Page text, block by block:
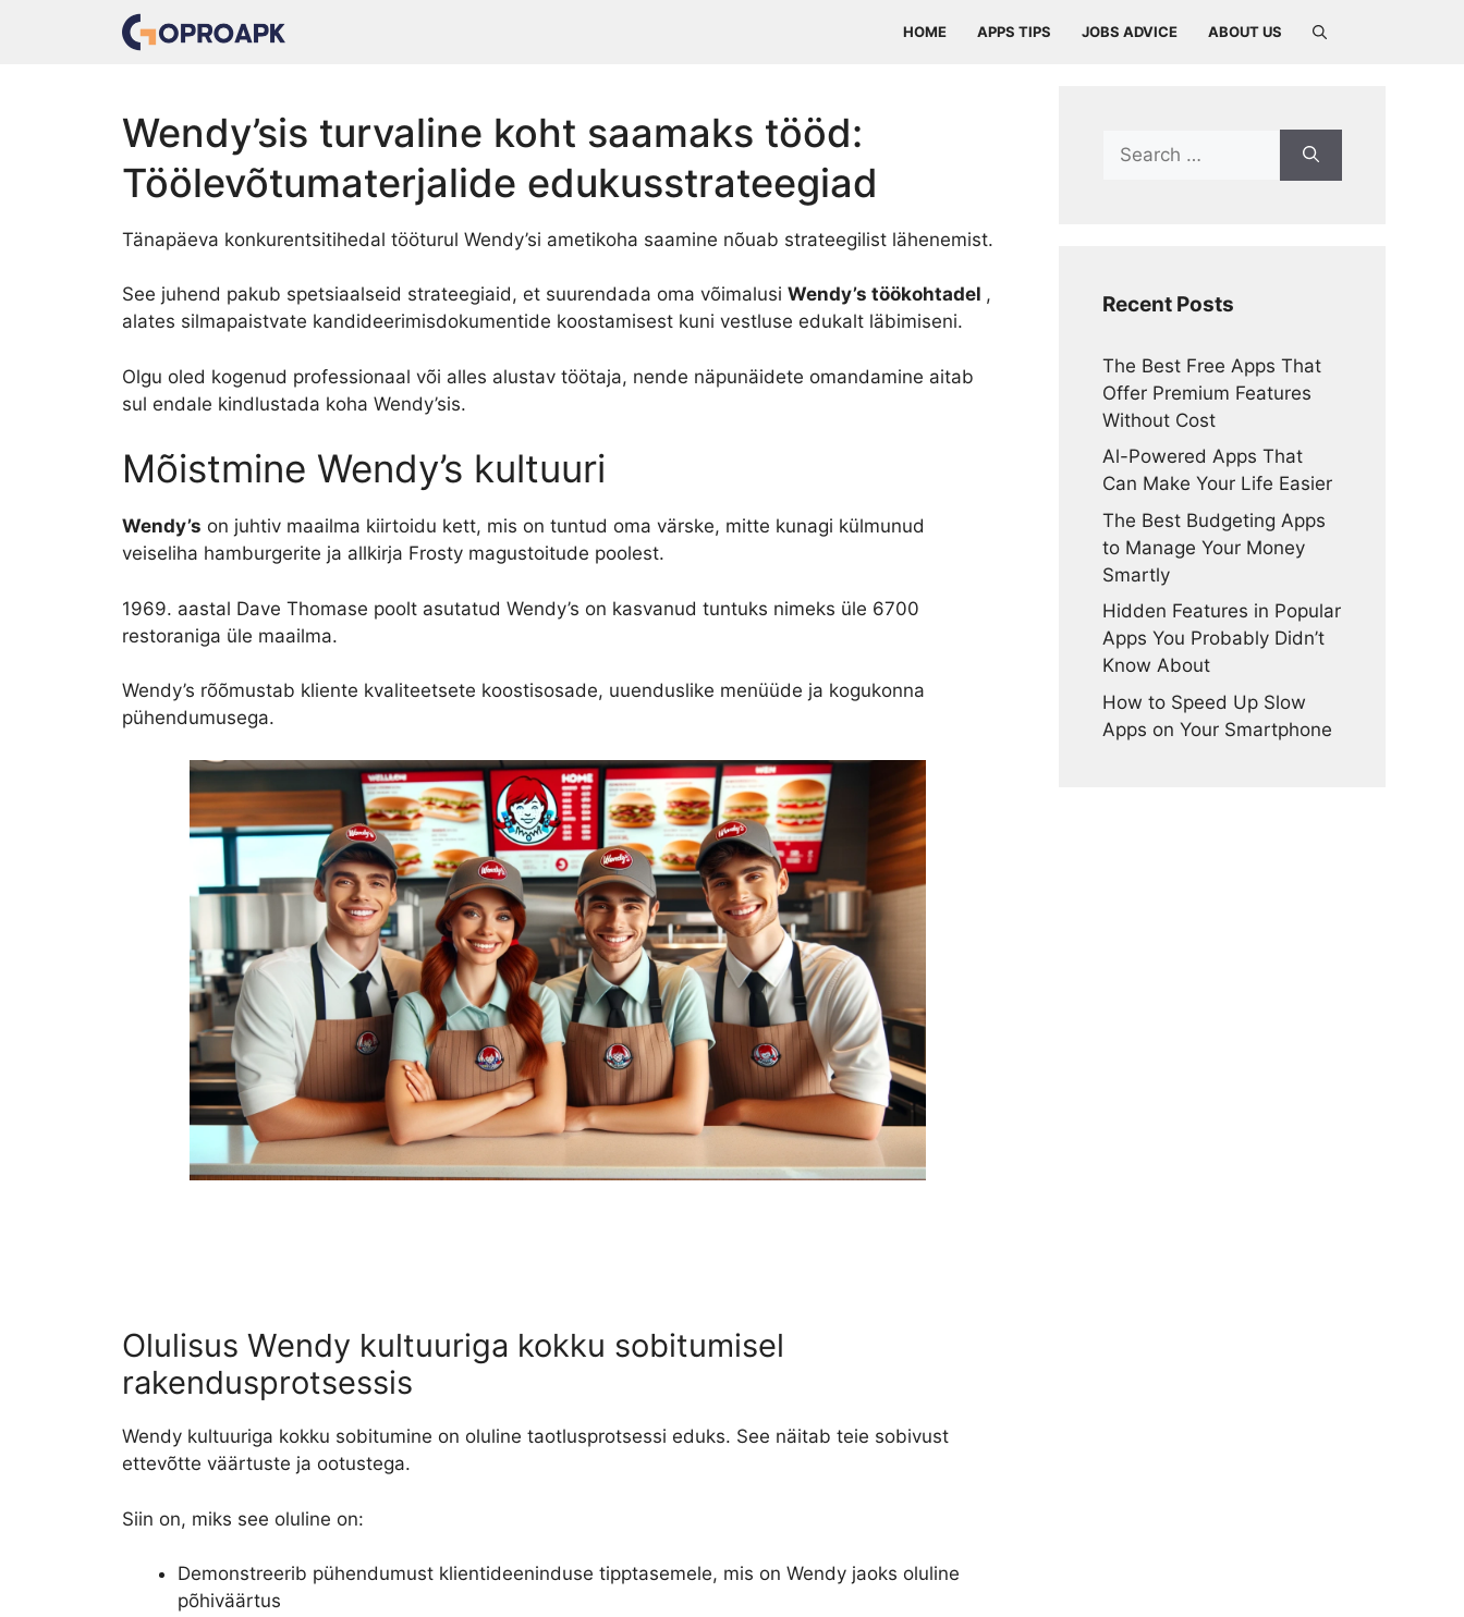
HOME APPS TIPS JOBS ADVICE ABOUT US
Wendy’sis turvaline koht saamaks tööd:
Töölevõtumaterjalide edukusstrateegiad
Tänapäeva konkurentsitihedal tööturul Wendy’si ametikoha saamine nõuab strateegilist lähenemist.
See juhend pakub spetsiaalseid strateegiaid, et suurendada oma võimalusi Wendy’s töökohtadel ,
alates silmapaistvate kandideerimisdokumentide koostamisest kuni vestluse edukalt läbimiseni.
Olgu oled kogenud professionaal või alles alustav töötaja, nende näpunäidete omandamine aitab
sul endale kindlustada koha Wendy’sis.
Mõistmine Wendy’s kultuuri
Wendy’s on juhtiv maailma kiirtoidu kett, mis on tuntud oma värske, mitte kunagi külmunud
veiseliha hamburgerite ja allkirja Frosty magustoitude poolest.
1969. aastal Dave Thomase poolt asutatud Wendy’s on kasvanud tuntuks nimeks üle 6700
restoraniga üle maailma.
Wendy’s rõõmustab kliente kvaliteetsete koostisosade, uuenduslike menüüde ja kogukonna
pühendumusega.
Olulisus Wendy kultuuriga kokku sobitumisel
rakendusprotsessis
Wendy kultuuriga kokku sobitumine on oluline taotlusprotsessi eduks. See näitab teie sobivust
ettevõtte väärtuste ja ootustega.
Siin on, miks see oluline on:
Demonstreerib pühendumust klientideeninduse tipptasemele, mis on Wendy jaoks oluline
põhiväärtus
for:
Recent Posts
The Best Free Apps That
Offer Premium Features
Without Cost
Al-Powered Apps That
Can Make Your Life Easier
The Best Budgeting Apps
to Manage Your Money
Smartly
Hidden Features in Popular
Apps You Probably Didn’t
Know About
How to Speed Up Slow
Apps on Your Smartphone